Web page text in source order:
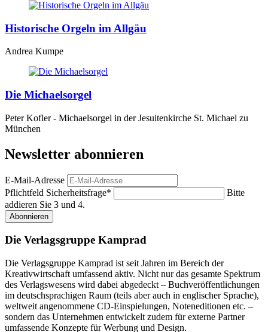
Historische Orgeln im Allgäu
Andrea Kumpe
Die Michaelsorgel
Peter Kofler - Michaelsorgel in der Jesuitenkirche St. Michael zu
München
Newsletter abonnieren
E-Mail-Adresse
Pflichtfeld Sicherheitsfrage*
Bitte
addieren Sie 3 und 4.
Abonnieren
Die Verlagsgruppe Kamprad
Die Verlagsgruppe Kamprad ist seit Jahren im Bereich der
Kreativwirtschaft umfassend aktiv. Nicht nur das gesamte Spektrum
des Verlagswesens wird dabei abgedeckt – Buchveröffentlichungen
im deutschsprachigen Raum (teils aber auch in englischer Sprache),
weltweit angenommene CD-Einspielungen, Noteneditionen etc. –
sondern das Unternehmen entwickelt zudem für externe Partner
umfassende Konzepte für Werbung und Design.